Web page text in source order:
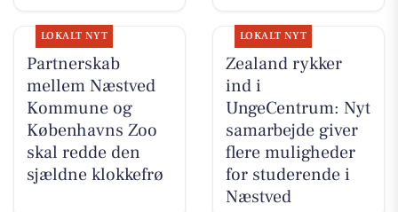
LOKALT NYT
Partnerskab
mellem Næstved
Kommune og
Københavns Zoo
skal redde den
sjældne klokkefrø
LOKALT NYT
Zealand rykker
ind i
UngeCentrum: Nyt
samarbejde giver
flere muligheder
for studerende i
Næstved